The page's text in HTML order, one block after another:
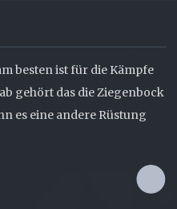
besten ist für die Kämpfe
gehört das die Ziegenbock
es eine andere Rüstung